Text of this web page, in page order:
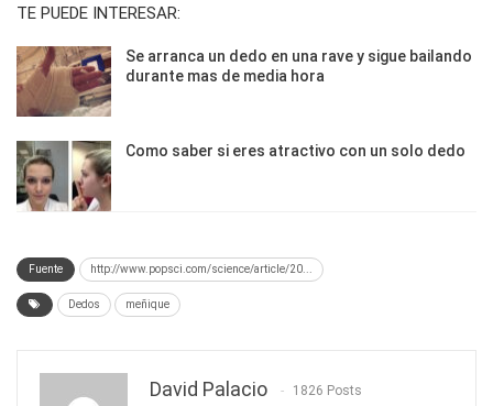
TE PUEDE INTERESAR:
Se arranca un dedo en una rave y sigue bailando
durante mas de media hora
Como saber si eres atractivo con un solo dedo
Fuente http://www.popsci.com/science/article/20...
Dedos meñique
David Palacio 1826 Posts